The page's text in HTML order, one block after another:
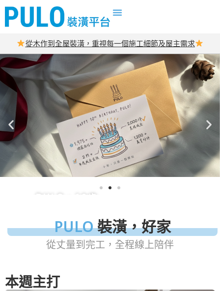
從木作到全屋裝潢，重視每一個施工細節及屋主需求
PULO，10歲
PULO裝潢，好家
從丈量到完工，全程線上陪伴
本週主打